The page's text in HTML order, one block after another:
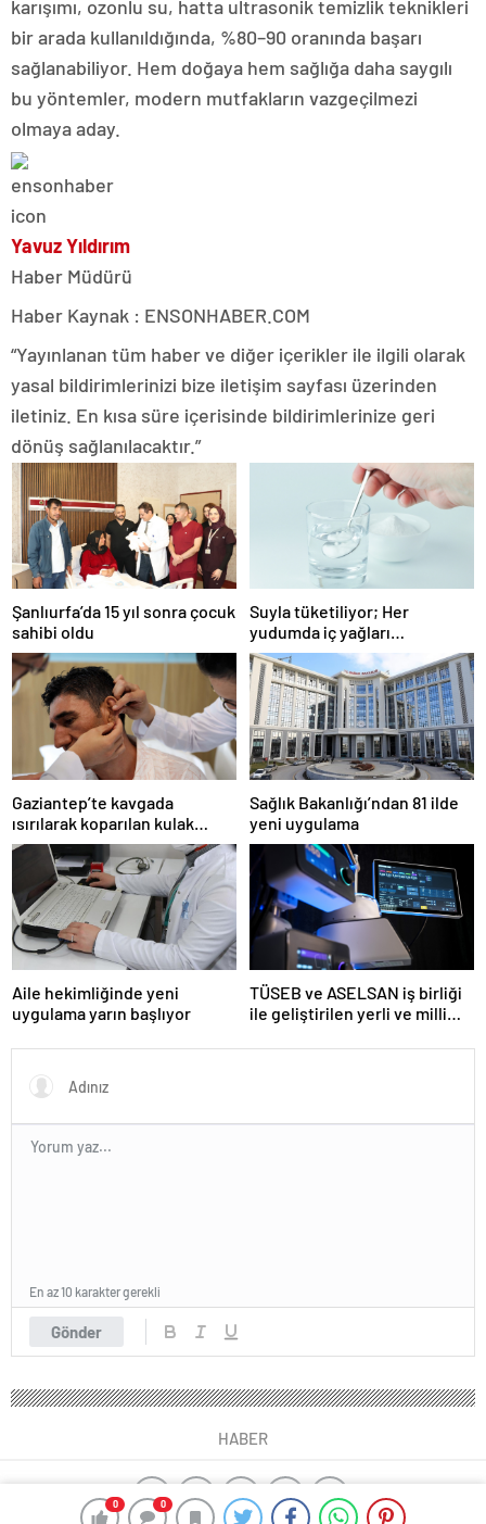
0 0
karışımı, ozonlu su, hatta ultrasonik temizlik teknikleri
bir arada kullanıldığında, %80–90 oranında başarı
sağlanabiliyor. Hem doğaya hem sağlığa daha saygılı
bu yöntemler, modern mutfakların vazgeçilmezi
olmaya aday.
Yavuz Yıldırım
Haber Müdürü
Haber Kaynak : ENSONHABER.COM
“Yayınlanan tüm haber ve diğer içerikler ile ilgili olarak
yasal bildirimlerinizi bize iletişim sayfası üzerinden
iletiniz. En kısa süre içerisinde bildirimlerinize geri
dönüş sağlanılacaktır.”
Şanlıurfa’da 15 yıl sonra çocuk
sahibi oldu
Suyla tüketiliyor; Her
yudumda iç yağları
parçalıyor…
Gaziantep’te kavgada
ısırılarak koparılan kulak
memesi yerine dikildi
Sağlık Bakanlığı’ndan 81 ilde
yeni uygulama
Aile hekimliğinde yeni
uygulama yarın başlıyor
TÜSEB ve ASELSAN iş birliği
ile geliştirilen yerli ve milli
tanıtıldı
Gönder
En az 10 karakter gerekli
HABER